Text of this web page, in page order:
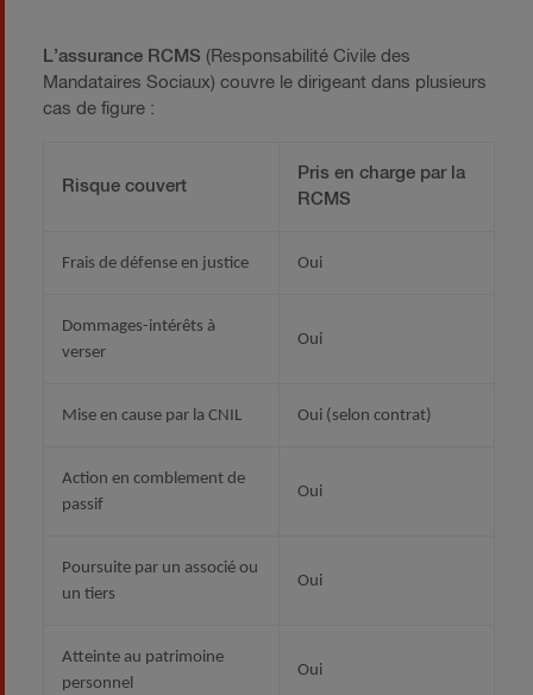
L’assurance RCMS (Responsabilité Civile des
Mandataires Sociaux) couvre le dirigeant dans plusieurs
cas de figure :
Risque couvert
Pris en charge par la
RCMS
Frais de défense en justice Oui
Dommages-intérêts à
verser
Oui
Mise en cause par la CNIL Oui (selon contrat)
Action en comblement de
passif
Oui
Poursuite par un associé ou
un tiers
Oui
Atteinte au patrimoine
personnel
Oui